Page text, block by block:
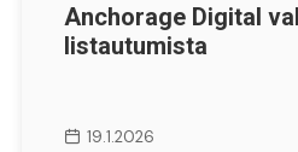
Anchorage Digital
listautumista
19.1.2026